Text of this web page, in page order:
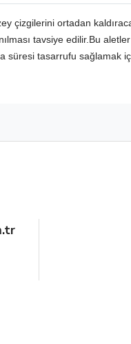
çizgilerini ortadan
tavsiye edilir.Bu
tasarrufu sağlamak